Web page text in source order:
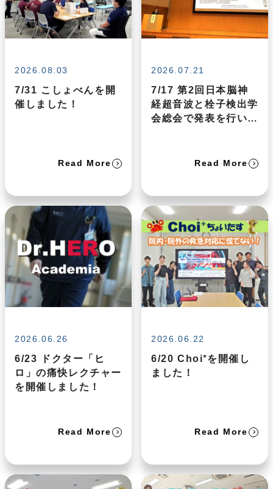
2026.08.03
7/31 こしょべんを開
催しました！
Read More
2026.07.21
7/17 第2回日本脳神
経超音波と栓子検出学
会総会で発表を行いま
Read More
2026.06.26
6/23 ドクター「ヒ
ロ」の痛快レクチャー
を開催しました！
Read More
2026.06.22
6/20 Choi⁺を開催し
ました！
Read More